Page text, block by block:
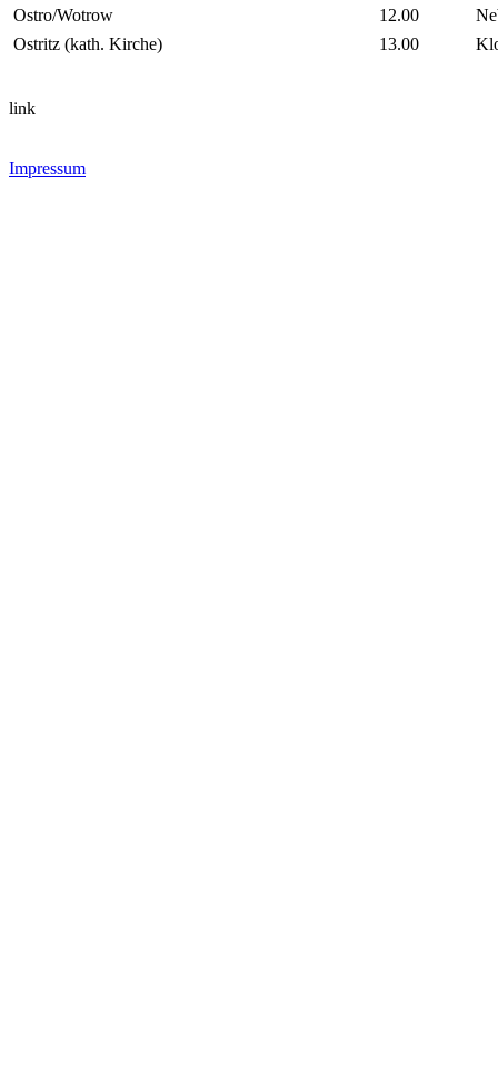
Ostro/Wotrow
12.00
Ostritz (kath. Kirche)
13.00
link
Impressum